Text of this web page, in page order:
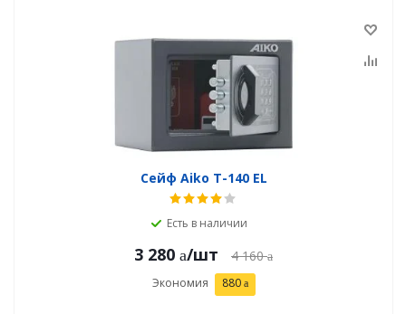
Сейф Aiko T-140 EL
Есть в наличии
3 280 /шт 4 160
Экономия 880